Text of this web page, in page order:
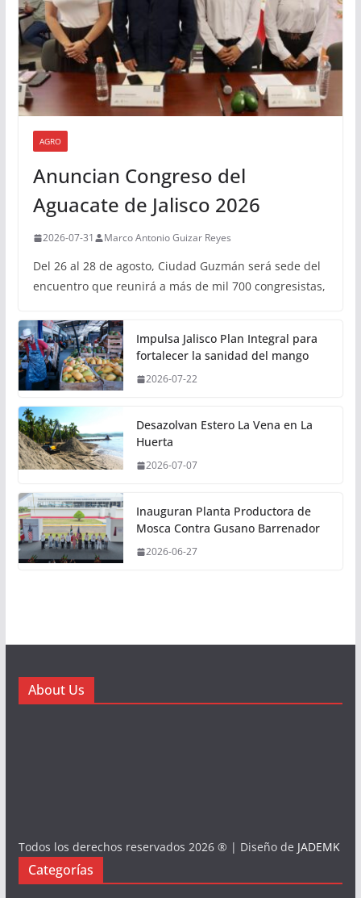
AGRO
Anuncian Congreso del
Aguacate de Jalisco 2026
2026-07-31 Marco Antonio Guizar Reyes
Del 26 al 28 de agosto, Ciudad Guzmán será sede del
encuentro que reunirá a más de mil 700 congresistas,
Impulsa Jalisco Plan Integral para
fortalecer la sanidad del mango
2026-07-22
Desazolvan Estero La Vena en La
Huerta
2026-07-07
Inauguran Planta Productora de
Mosca Contra Gusano Barrenador
2026-06-27
About Us
Todos los derechos reservados 2026 ® | Diseño de JADEMK
Categorías